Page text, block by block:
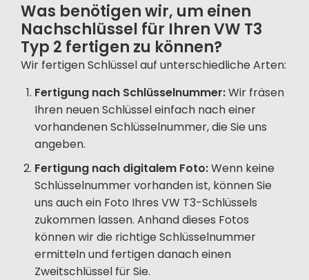
Was benötigen wir, um einen
Nachschlüssel für Ihren VW T3
Typ 2 fertigen zu können?
Wir fertigen Schlüssel auf unterschiedliche Arten:
Fertigung nach Schlüsselnummer:Wir fräsen
Ihren neuen Schlüssel einfach nach einer
vorhandenen Schlüsselnummer, die Sie uns
angeben.
Fertigung nach digitalem Foto:Wenn keine
Schlüsselnummer vorhanden ist, können Sie
uns auch ein Foto Ihres VW T3-Schlüssels
zukommen lassen. Anhand dieses Fotos
können wir die richtige Schlüsselnummer
ermitteln und fertigen danach einen
Zweitschlüssel für Sie.